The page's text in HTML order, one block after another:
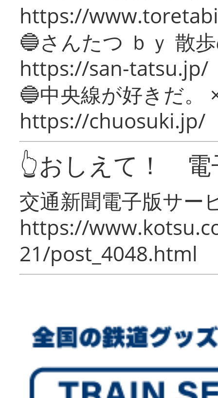
https://
🔵さんたつ ｂｙ 散
https://san-tatsu.jp/
🔵中央線が好きだ。
https://chuosuki.jp/
👆おしえて！ 電
交通新聞電子版サー
https://
21/post_4048.html